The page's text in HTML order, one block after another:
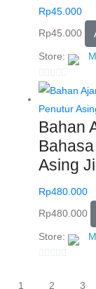
t
f
5
Rp45.000
Rp45.000
Store:
0
o
t
o
f
Bahan
Asing
Rp480.000
Rp480.000
Store:
1 2 3